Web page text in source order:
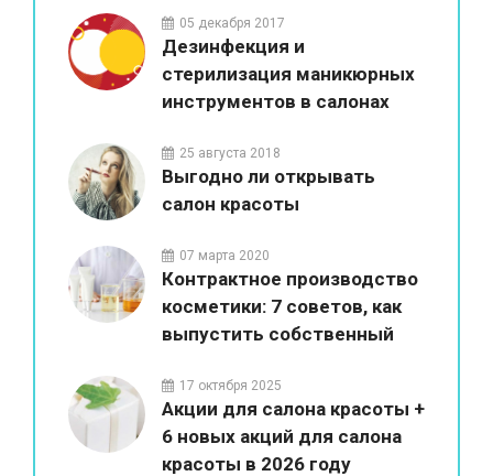
05 декабря 2017
Дезинфекция и
стерилизация маникюрных
инструментов в салонах
25 августа 2018
Выгодно ли открывать
салон красоты
07 марта 2020
Контрактное производство
косметики: 7 советов, как
выпустить собственный
17 октября 2025
Акции для салона красоты +
6 новых акций для салона
красоты в 2026 году